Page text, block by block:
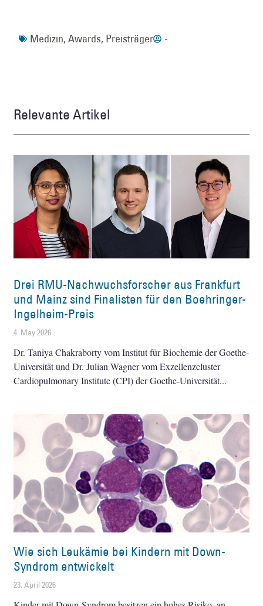
Medizin,Awards, Preisträger -
Relevante Artikel
Drei RMU-Nachwuchsforscher aus Frankfurt
und Mainz sind Finalisten für den Boehringer-
Ingelheim-Preis
4. May 2026
Dr. Taniya Chakraborty vom Institut für Biochemie der Goethe-
Universität und Dr. Julian Wagner vom Exzellenzcluster
Cardiopulmonary Institute (CPI) der Goethe-Universität
Wie sich Leukämie bei Kindern mit Down-
Syndrom entwickelt
23. April 2026